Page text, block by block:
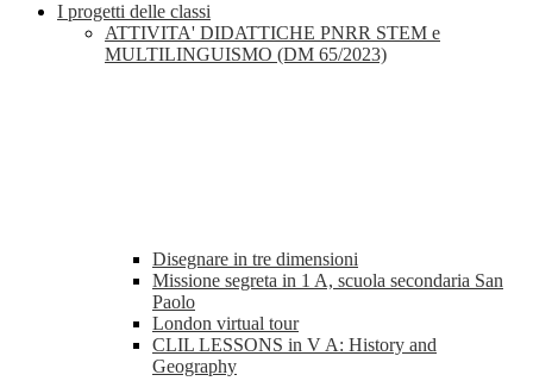
I progetti delle classi
ATTIVITA' DIDATTICHE PNRR STEM e
MULTILINGUISMO (DM 65/2023)
Disegnare in tre dimensioni
Missione segreta in 1 A, scuola secondaria San
Paolo
London virtual tour
CLIL LESSONS in V A: History and
Geography